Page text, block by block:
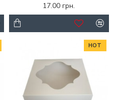
17.00 грн.
HOT